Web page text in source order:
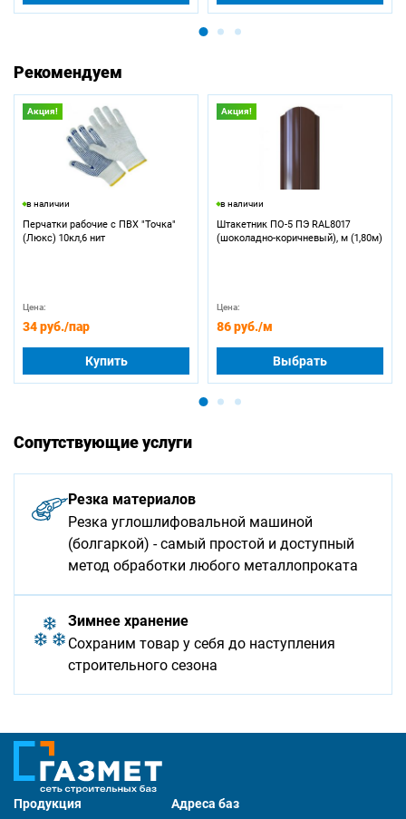
Рекомендуем
Акция!
в наличии
Перчатки рабочие с ПВХ "Точка"
(Люкс) 10кл,6 нит
Цена:
34 руб./пар
Купить
Акция!
в наличии
Штакетник ПО-5 ПЭ RAL8017
(шоколадно-коричневый), м (1,80м)
Цена:
86 руб./м
Выбрать
Сопутствующие услуги
Резка материалов
Резка углошлифовальной машиной
(болгаркой) - самый простой и доступный
метод обработки любого металлопроката
Зимнее хранение
Сохраним товар у себя до наступления
строительного сезона
Продукция Адреса баз